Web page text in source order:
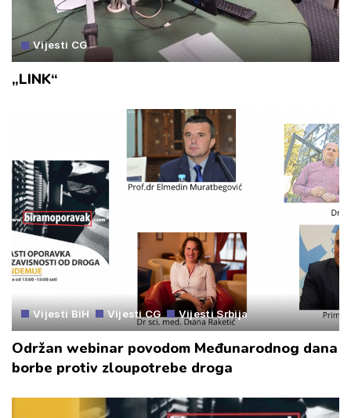
Vijesti CG
„LINK“
Vijesti BiH Vijesti CG Vijesti Srbija
Održan webinar povodom Međunarodnog dana
borbe protiv zloupotrebe droga